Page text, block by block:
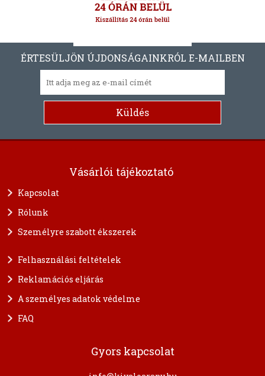
ÉRTESÜLJÖN ÚJDONSÁGAINKRÓL E-MAILBEN
Vásárlói tájékoztató
Kapcsolat
Rólunk
Személyre szabott ékszerek
Felhasználási feltételek
Reklamációs eljárás
A személyes adatok védelme
FAQ
Gyors kapcsolat